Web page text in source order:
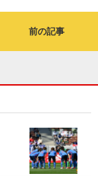
前の記事